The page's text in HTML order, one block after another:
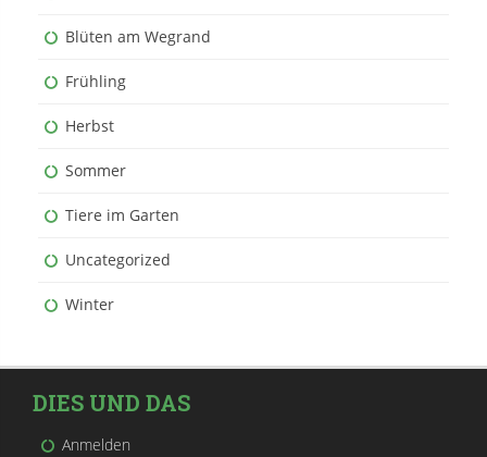
Blüten am Wegrand
Frühling
Herbst
Sommer
Tiere im Garten
Uncategorized
Winter
DIES UND DAS
Anmelden